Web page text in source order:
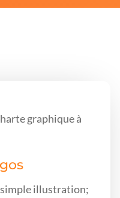
graphique à
simple illustration;